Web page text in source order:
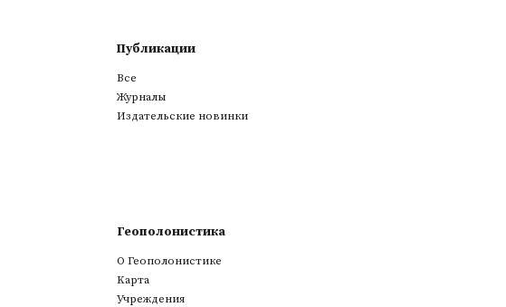
Публикации
Все
Журналы
Издательские новинки
Геополонистика
О Геополонистике
Kарта
Учреждения